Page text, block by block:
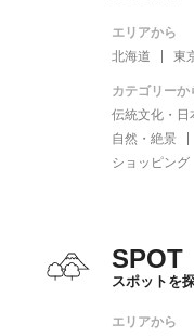
エリアから
北海道
東
カテゴリーか
伝統文化・日
自然・絶景
ショッピング
SPOT
スポットを
エリアから